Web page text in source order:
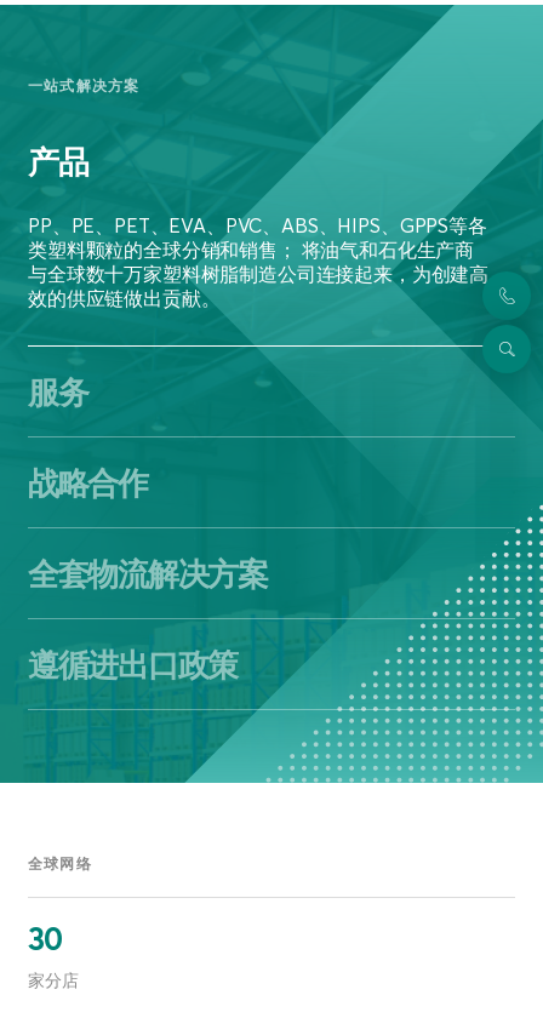
一站式解决方案
产品
PP、PE、PET、EVA、PVC、ABS、HIPS、GPPS等各
类塑料颗粒的全球分销和销售； 将油气和石化生产商
与全球数十万家塑料树脂制造公司连接起来，为创建高
效的供应链做出贡献。
服务
战略合作
全套物流解决方案
遵循进出口政策
全球网络
30
家分店